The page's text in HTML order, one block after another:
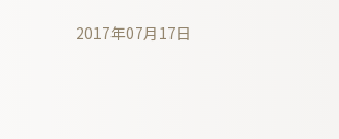
2017年07月17日